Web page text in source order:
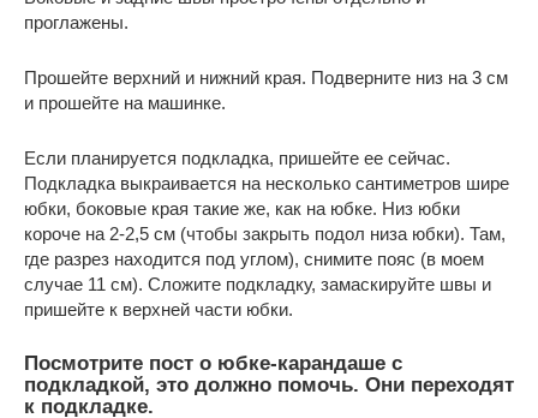
проглажены.
Прошейте верхний и нижний края. Подверните низ на 3 см
и прошейте на машинке.
Если планируется подкладка, пришейте ее сейчас.
Подкладка выкраивается на несколько сантиметров шире
юбки, боковые края такие же, как на юбке. Низ юбки
короче на 2-2,5 см (чтобы закрыть подол низа юбки). Там,
где разрез находится под углом), снимите пояс (в моем
случае 11 см). Сложите подкладку, замаскируйте швы и
пришейте к верхней части юбки.
Посмотрите пост о юбке-карандаше с
подкладкой, это должно помочь. Они переходят
к подкладке.